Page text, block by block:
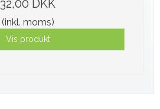
32,00 DKK
(inkl. moms)
Vis produkt